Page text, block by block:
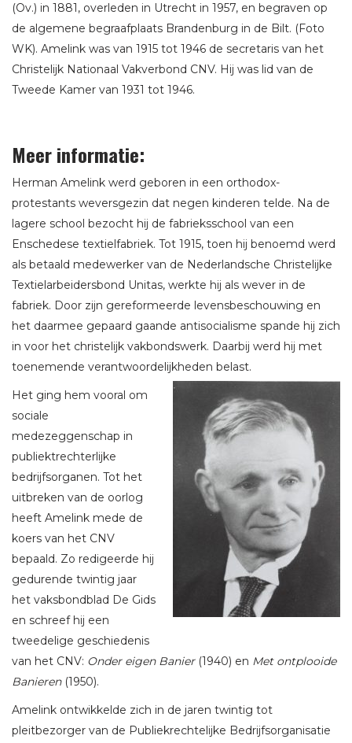
(Ov.) in 1881, overleden in Utrecht in 1957, en begraven op
de algemene begraafplaats Brandenburg in de Bilt. (Foto
WK). Amelink was van 1915 tot 1946 de secretaris van het
Christelijk Nationaal Vakverbond CNV. Hij was lid van de
Tweede Kamer van 1931 tot 1946.
Meer informatie:
Herman Amelink werd geboren in een orthodox-
protestants weversgezin dat negen kinderen telde. Na de
lagere school bezocht hij de fabrieksschool van een
Enschedese textielfabriek. Tot 1915, toen hij benoemd werd
als betaald medewerker van de Nederlandsche Christelijke
Textielarbeidersbond Unitas, werkte hij als wever in de
fabriek. Door zijn gereformeerde levensbeschouwing en
het daarmee gepaard gaande antisocialisme spande hij zich
in voor het christelijk vakbondswerk. Daarbij werd hij met
toenemende verantwoordelijkheden belast.
Het ging hem vooral om
sociale
medezeggenschap in
publiektrechterlijke
bedrijfsorganen. Tot het
uitbreken van de oorlog
heeft Amelink mede de
koers van het CNV
bepaald. Zo redigeerde hij
gedurende twintig jaar
het vaksbondblad De Gids
en schreef hij een
tweedelige geschiedenis
van het CNV: Onder eigen Banier(1940) en Met ontplooide
Banieren(1950).
Amelink ontwikkelde zich in de jaren twintig tot
pleitbezorger van de Publiekrechtelijke Bedrijfsorganisatie